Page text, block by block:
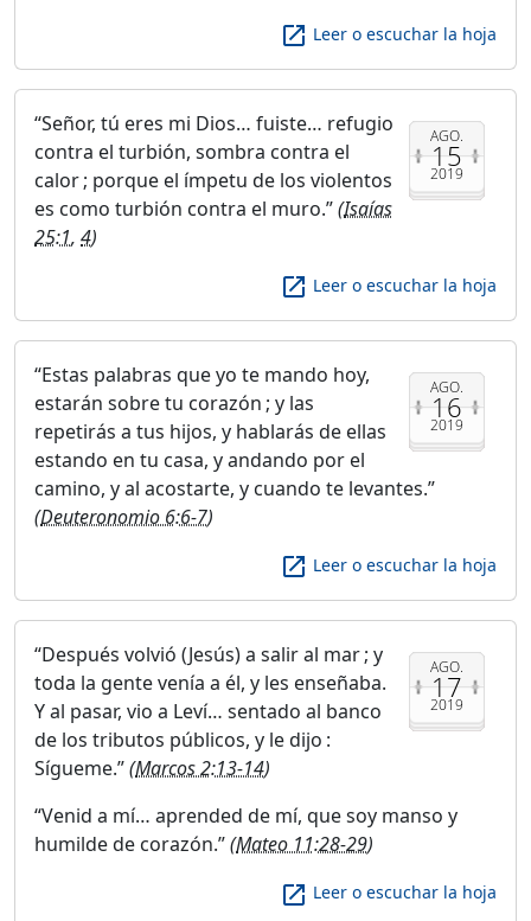
launch Leer o escuchar la hoja
AGO.
15
2019
Señor, tú eres mi Dios… fuiste… refugio
contra el turbión, sombra contra el
calor ; porque el ímpetu de los violentos
es como turbión contra el muro. (Isaías
25:1, 4)
launch Leer o escuchar la hoja
AGO.
16
2019
Estas palabras que yo te mando hoy,
estarán sobre tu corazón ; y las
repetirás a tus hijos, y hablarás de ellas
estando en tu casa, y andando por el
camino, y al acostarte, y cuando te levantes.
(Deuteronomio 6:6-7)
launch Leer o escuchar la hoja
AGO.
17
2019
Después volvió (Jesús) a salir al mar ; y
toda la gente venía a él, y les enseñaba.
Y al pasar, vio a Leví… sentado al banco
de los tributos públicos, y le dijo :
Sígueme. (Marcos 2:13-14)
Venid a mí… aprended de mí, que soy manso y
humilde de corazón. (Mateo 11:28-29)
launch Leer o escuchar la hoja